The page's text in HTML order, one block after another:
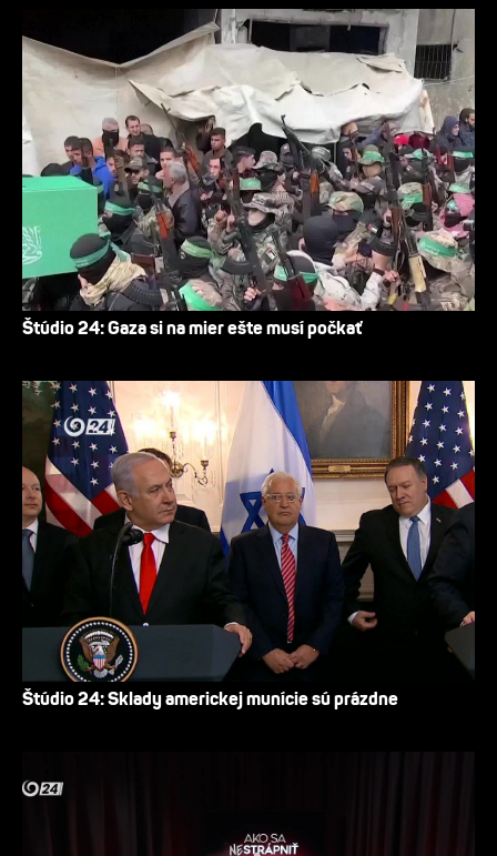
Štúdio 24: Gaza si na mier ešte musí počkať
Štúdio 24: Sklady americkej munície sú prázdne